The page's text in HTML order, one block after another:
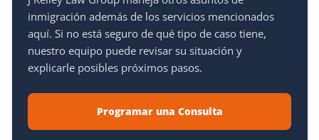
inmigración además de los servicios mencionados
aquí. Si no está seguro de qué tipo de caso tiene,
nuestro equipo puede revisar su situación y
explicarle posibles próximos pasos.
Programar una Consulta